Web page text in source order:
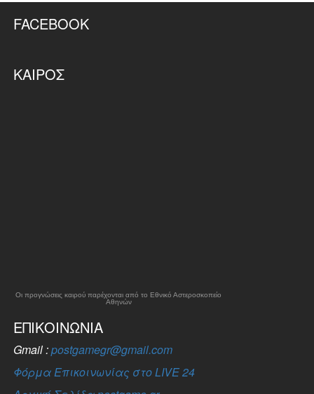
FACEBOOK
ΚΑΙΡΌΣ
Οι προγνώσεις καιρού παρέχονται από το Εθνικό Αστεροσκοπείο
Αθηνών
ΕΠΙΚΟΙΝΩΝΊΑ
Gmail :postgamegr@gmail.com
Φόρμα Επικοινωνίας στο LIVE 24